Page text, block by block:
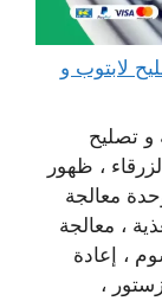
الضباعية 65511033 تصليح لابتوب و
و تصليح
، ظهور
معالجة
، معالجة
، إعادة
،